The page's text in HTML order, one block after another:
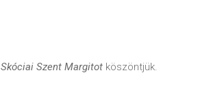
Skóciai Szent Margitot köszöntjük.